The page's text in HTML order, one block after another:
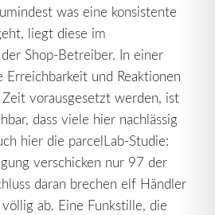
was eine konsistente
liegt diese im
Shop-Betreiber. In einer
und Reaktionen
vorausgesetzt werden, ist
dass viele hier nachlässig
hier die parcelLab-Studie:
verschicken nur 97 der
daran brechen elf Händler
ab. Eine Funkstille, die